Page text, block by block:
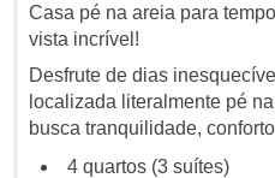
Casa pé na areia para
vista incrível!
Desfrute de dias
localizada literalmente pé
busca tranquilidade,
4 quartos (3 suítes)